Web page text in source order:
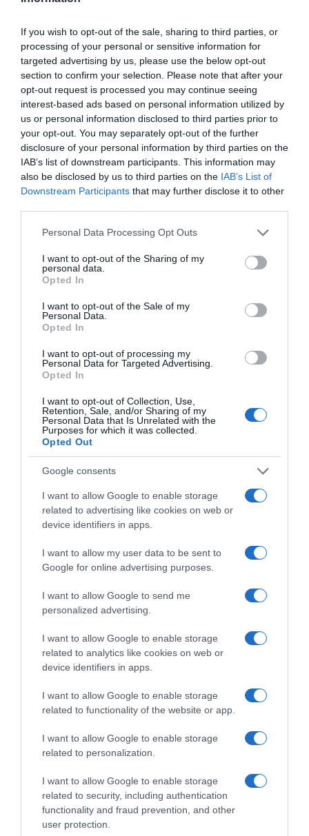
If you wish to opt-out of the sale, sharing to third parties, or
processing of your personal or sensitive information for
targeted advertising by us, please use the below opt-out
section to confirm your selection. Please note that after your
opt-out request is processed you may continue seeing
interest-based ads based on personal information utilized by
us or personal information disclosed to third parties prior to
your opt-out. You may separately opt-out of the further
disclosure of your personal information by third parties on the
IAB’s list of downstream participants. This information may
also be disclosed by us to third parties on the IAB’s List of
Downstream Participants that may further disclose it to other
Please note that this website/app uses one or more Google
not limited to your visit or usage behaviour. You may click to
grant or deny consent to Google and its third-party tags to
use your data for below specified purposes in below Google
consent section.
Personal Data Processing Opt Outs
I want to opt-out of the Sharing of my
personal data.
Opted In
I want to opt-out of the Sale of my
Personal Data.
Opted In
I want to opt-out of processing my
Personal Data for Targeted Advertising.
Opted In
I want to opt-out of Collection, Use,
Retention, Sale, and/or Sharing of my
Personal Data that Is Unrelated with the
Purposes for which it was collected.
Opted Out
Google consents
I want to allow Google to enable storage
related to advertising like cookies on web or
device identifiers in apps.
I want to allow my user data to be sent to
Google for online advertising purposes.
I want to allow Google to send me
personalized advertising.
I want to allow Google to enable storage
related to analytics like cookies on web or
device identifiers in apps.
I want to allow Google to enable storage
related to functionality of the website or app.
I want to allow Google to enable storage
related to personalization.
I want to allow Google to enable storage
related to security, including authentication
functionality and fraud prevention, and other
user protection.
ΣΧΟΛΙΑ
ΕΛΛΑΔΑ
ΕΛΛΑΔΑ
Δείτε τις προσπάθειες χελώνας να
γεννήσει σε παραλία της Ρόδου – Η
προειδοποίηση των κατοίκων (βίντεο)
Το ζώο δεν τα κατάφερε και αναμένεται να επιστρέψει